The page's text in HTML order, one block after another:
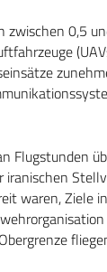
zwischen 0,5
Flugstunden
waren, Ziele